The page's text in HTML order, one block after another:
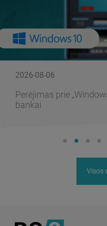
2026-08-06
Perėjimas prie
bankai
Visos